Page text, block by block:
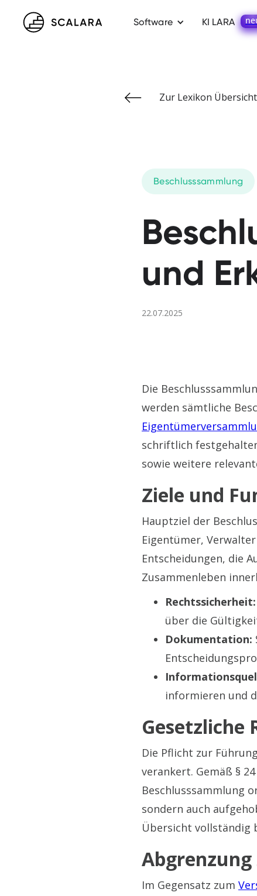
Software KI LARA
Zur Lexikon Übersicht
Beschlusssammlung
und
22.07.2025
Die
werden sämtliche
schriftlich
sowie weitere
Ziele und
Hauptziel der
Eigentümer,
Entscheidungen, die
Zusammenleben
Rechtssicherheit:
über die
Dokumentation:
informieren und
Gesetzliche
Die Pflicht zur
verankert. Gemäß §
Beschlusssammlung
sondern auch
Übersicht vollständig
Im Gegensatz zum